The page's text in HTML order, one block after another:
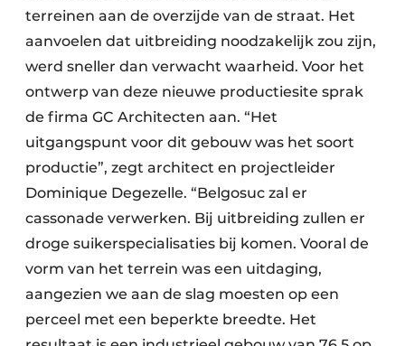
Interieurarchitectuur
Keukens
Renovatie
Software
Toegangscontrole
Veiligheid & Opleiding
Zonwering
terreinen aan de overzijde van de straat. Het
aanvoelen dat uitbreiding noodzakelijk zou zijn,
werd sneller dan verwacht waarheid. Voor het
ontwerp van deze nieuwe productiesite sprak
de firma GC Architecten aan. “Het
uitgangspunt voor dit gebouw was het soort
productie”, zegt architect en projectleider
Dominique Degezelle. “Belgosuc zal er
cassonade verwerken. Bij uitbreiding zullen er
droge suikerspecialisaties bij komen. Vooral de
vorm van het terrein was een uitdaging,
aangezien we aan de slag moesten op een
perceel met een beperkte breedte. Het